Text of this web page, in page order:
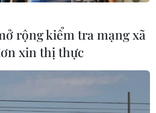
con cái
Boeing 737
rộng kiểm tra mạng xã
xin thị thực